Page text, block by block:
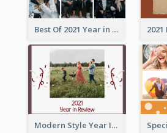
Best Of 2021 Year in Review Photo Book
Modern Style Year In Review Photo Book